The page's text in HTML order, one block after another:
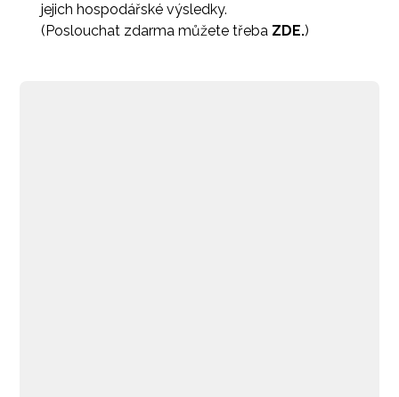
jejich hospodářské výsledky.
(Poslouchat zdarma můžete třeba ZDE.)